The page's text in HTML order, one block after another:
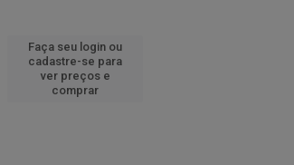
Faça seu login ou
cadastre-se para
ver preços e
comprar